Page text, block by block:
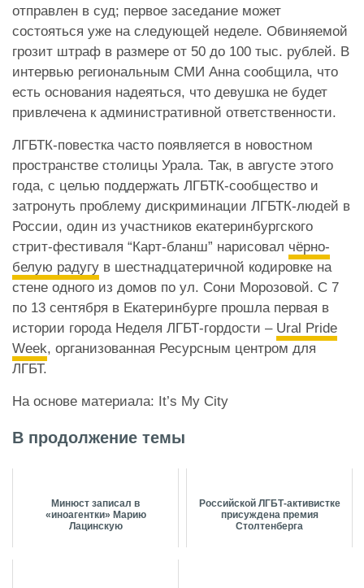
отправлен в суд; первое заседание может
состояться уже на следующей неделе. Обвиняемой
грозит штраф в размере от 50 до 100 тыс. рублей. В
интервью региональным СМИ Анна сообщила, что
есть основания надеяться, что девушка не будет
привлечена к административной ответственности.
ЛГБТК-повестка часто появляется в новостном
пространстве столицы Урала. Так, в августе этого
года, с целью поддержать ЛГБТК-сообщество и
затронуть проблему дискриминации ЛГБТК-людей в
России, один из участников екатеринбургского
стрит-фестиваля “Карт-бланш” нарисовал чёрно-
белую радугу в шестнадцатеричной кодировке на
стене одного из домов по ул. Сони Морозовой. С 7
по 13 сентября в Екатеринбурге прошла первая в
истории города Неделя ЛГБТ-гордости – Ural Pride
Week, организованная Ресурсным центром для
ЛГБТ.
На основе материала: It’s My City
В продолжение темы
Минюст записал в
«иноагентки» Марию
Лацинскую
Российской ЛГБТ-активистке
присуждена премия
Столтенберга